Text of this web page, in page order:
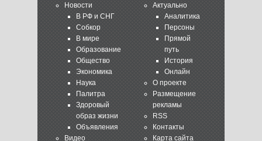
Новости
В РФ и СНГ
Собкор
В мире
Образование
Общество
Экономика
Наука
Палитра
Здоровый
образ жизни
Объявления
Видео
Актуально
Аналитика
Персоны
Прямой
путь
История
Онлайн
О проекте
Размещение
рекламы
RSS
Контакты
Карта сайта